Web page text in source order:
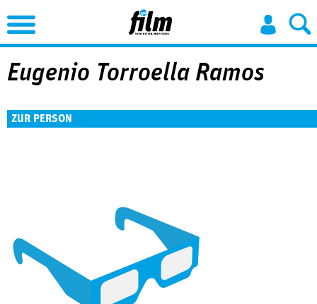
Jump to Navigation
Eugenio Torroella Ramos
ZUR PERSON